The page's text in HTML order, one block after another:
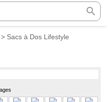
search
> Sacs à Dos Lifestyle